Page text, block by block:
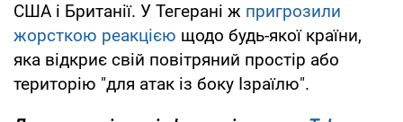
США і Британії. У Тегерані ж пригрозили
жорсткою реакцією щодо будь-якої країни,
яка відкриє свій повітряний простір або
територію "для атак із боку Ізраїлю".